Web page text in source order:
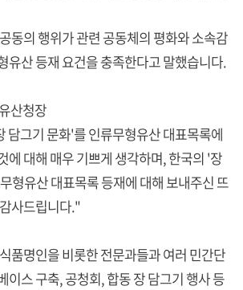
동의 행위가 관련 공동체의 평화와 소속감
유산 등재 요건을 충족한다고 말했습니다.
산청장
담그기 문화'를 인류무형유산 대표목록에
에 대해 매우 기쁘게 생각하며, 한국의 '장
형유산 대표목록 등재에 대해 보내주신 뜨
사드립니다."
품명인을 비롯한 전문과들과 여러 민간단
이스 구축, 공청회, 합동 장 담그기 행사 등